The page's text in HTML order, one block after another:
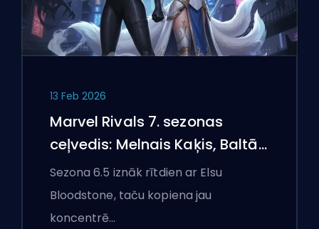
13 Feb 2026
Marvel Rivals 7. sezonas
ceļvedis: Melnais Kaķis, Baltā
Foksa un Monstri Ņujorkā
Sezona 6.5 iznāk rītdien ar Elsu
Bloodstone, taču kopiena jau
koncentrē…